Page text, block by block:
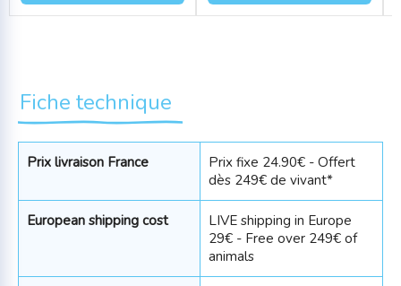
Fiche technique
Prix livraison France
Prix fixe 24.90€ - Offert
dès 249€ de vivant*
European shipping cost
LIVE shipping in Europe
29€ - Free over 249€ of
animals